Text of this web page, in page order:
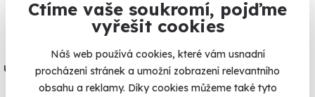
Ctíme vaše soukromí, pojďme
vyřešit cookies
Náš web používá cookies, které vám usnadní
procházení stránek a umožní zobrazení relevantního
obsahu a reklamy. Díky cookies můžeme také tyto
Vše umíme pojistit
Jeden nikdy neví. Máme nejvyšší
úrazové pojištění z nabídky zážitkových
agentur.